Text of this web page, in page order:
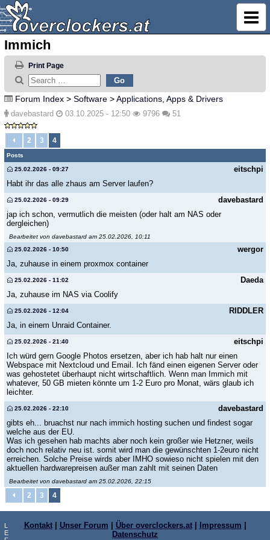
Immich
Print Page
Forum Index > Software >Applications, Apps & Drivers
davebastard 03.10.2025 - 12:50 9796 51
2 3 4
Posts
eitschpi
25.02.2026 - 09:27
Habt ihr das alle zhaus am Server laufen?
davebastard
25.02.2026 - 09:29
jap ich schon, vermutlich die meisten (oder halt am NAS oder
dergleichen)
Bearbeitet von davebastard am 25.02.2026, 10:11
wergor
25.02.2026 - 10:50
Ja, zuhause in einem proxmox container
Daeda
25.02.2026 - 11:02
Ja, zuhause im NAS via Coolify
RIDDLER
25.02.2026 - 12:04
Ja, in einem Unraid Container.
eitschpi
25.02.2026 - 21:40
Ich würd gern Google Photos ersetzen, aber ich hab halt nur einen
Webspace mit Nextcloud und Email. Ich fänd einen eigenen Server oder
was gehostetet überhaupt nicht wirtschaftlich. Wenn man Immich mit
whatever, 50 GB mieten könnte um 1-2 Euro pro Monat, wärs glaub ich
leichter.
davebastard
25.02.2026 - 22:10
gibts eh... bruachst nur nach immich hosting suchen und findest sogar
welche aus der EU.
Was ich gesehen hab machts aber noch kein großer wie Hetzner, weils
doch noch relativ neu ist. somit wird man die gewünschten 1-2euro nicht
erreichen. Solche Preise wirds aber IMHO sowieso nicht spielen mit den
aktuellen hardwarepreisen außer man zahlt mit seinen Daten
Bearbeitet von davebastard am 25.02.2026, 22:15
2 3 4
L
E
Kontakt| Unser Forum Über overclockers.at| Impressum
Datenschutz